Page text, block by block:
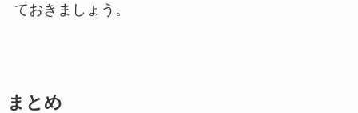
ておきましょう。
まとめ